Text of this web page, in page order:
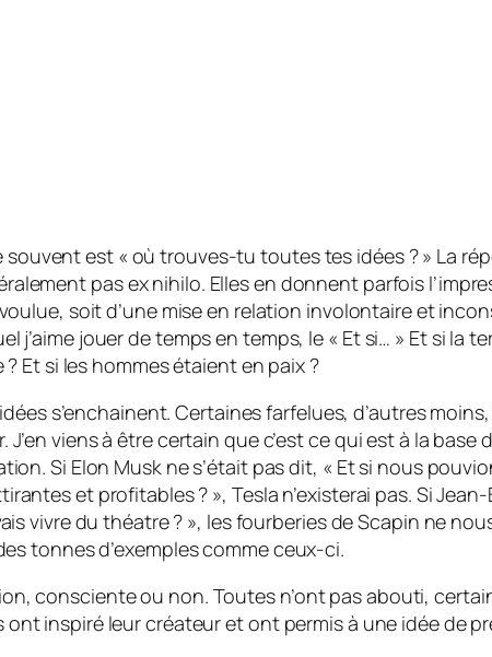
est « où trouves-tu toutes tes idées ? » La
pasex nihilo. Elles en donnent parfois
soit d’une mise en relation involontaire et
j’aime jouer de temps en temps, le « Et si… » Et si la
Et si les hommes étaient en paix ?
s’enchainent. Certaines farfelues, d’autres
viens à être certain que c’est ce qui est à la base
Si Elon Musk ne s’était pas dit, « Et si nous
et profitables ? », Tesla n’existerai pas. Si
vivre du théatre ? », les fourberies de Scapin ne
tonnes d’exemples comme ceux-ci.
consciente ou non. Toutes n’ont pas abouti,
inspiré leur créateur et ont permis à une idée de